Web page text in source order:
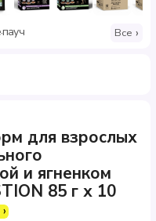
·пауч Все
для взрослых
и ягненком
85 г х 10